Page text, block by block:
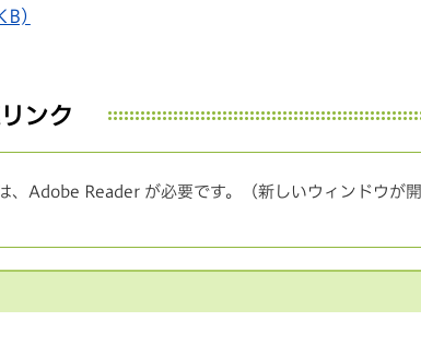
ンク
、Adobe Reader が必要です。（新しいウィンドウが開